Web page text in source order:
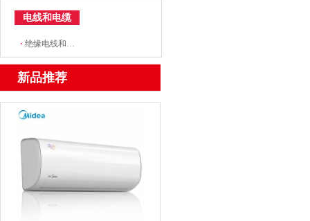
电线和电缆
·绝缘电线和电缆
新品推荐